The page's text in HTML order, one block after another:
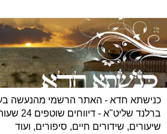
כנישתא חדא - האתר הרשמי מהנעשה
ברלנד
שיעורים, שידורים חיים, סיפורים, ועוד